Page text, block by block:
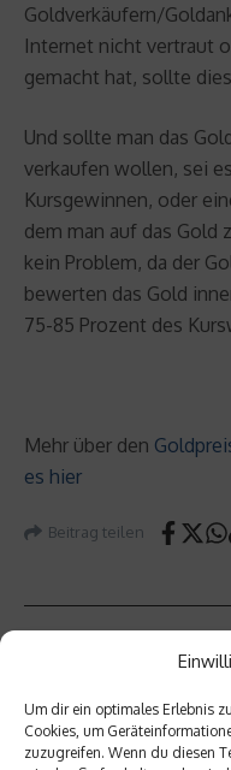
Um dir ein optimales Erlebnis
Cookies, um
zuzugreifen. Wenn du diesen
Goldverkäufern/
Internet nicht vertraut
gemacht hat, sollte
Und sollte man das
verkaufen wollen, sei
Kursgewinnen, oder
dem man auf das Gold
kein Problem, da der
bewerten das Gold
75-85 Prozent des
Mehr über den
es hier
Beitrag teilen
Die